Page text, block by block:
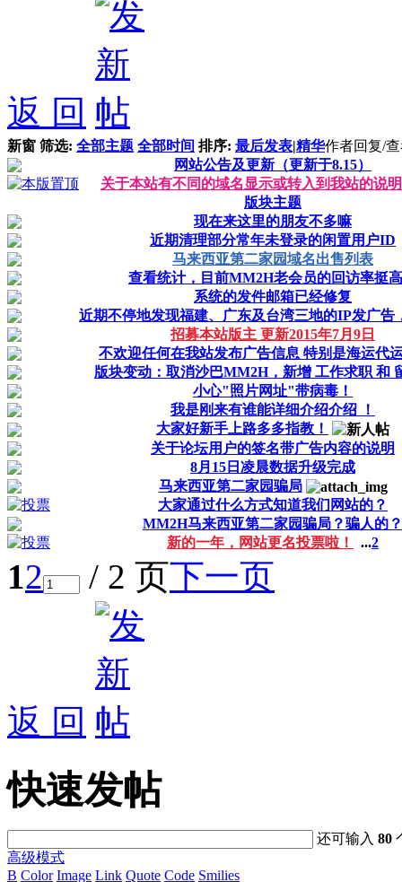
返 回
新窗 筛选: 全部主题 全部时间 排序: 最后发表|精华作者回复/
网站公告及更新（更新于8.15）
关于本站有不同的域名显示或转入到我站的说
版块主题
现在来这里的朋友不多嘛
近期清理部分常年未登录的闲置用户ID
马来西亚第二家园域名出售列表
查看统计，目前MM2H老会员的回访率挺
系统的发件邮箱已经修复
近期不停地发现福建、广东及台湾三地的IP发广告
招募本站版主 更新2015年7月9日
不欢迎任何在我站发布广告信息 特别是海运代
版块变动：取消沙巴MM2H，新增 工作求职 和
小心"照片网址"带病毒！
我是刚来有谁能详细介绍介绍 ！
大家好新手上路多多指教！
关于论坛用户的签名带广告内容的说明
8月15日凌晨数据升级完成
马来西亚第二家园骗局
大家通过什么方式知道我们网站的？
MM2H马来西亚第二家园骗局？骗人的？
新的一年，网站更名投票啦！
...2
12 / 2 页下一页
返 回
快速发帖
还可输入80
高级模式
B Color Image Link Quote Code Smilies